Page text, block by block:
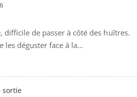
difficile de passer à côté des huîtres.
les déguster face à la...
sortie